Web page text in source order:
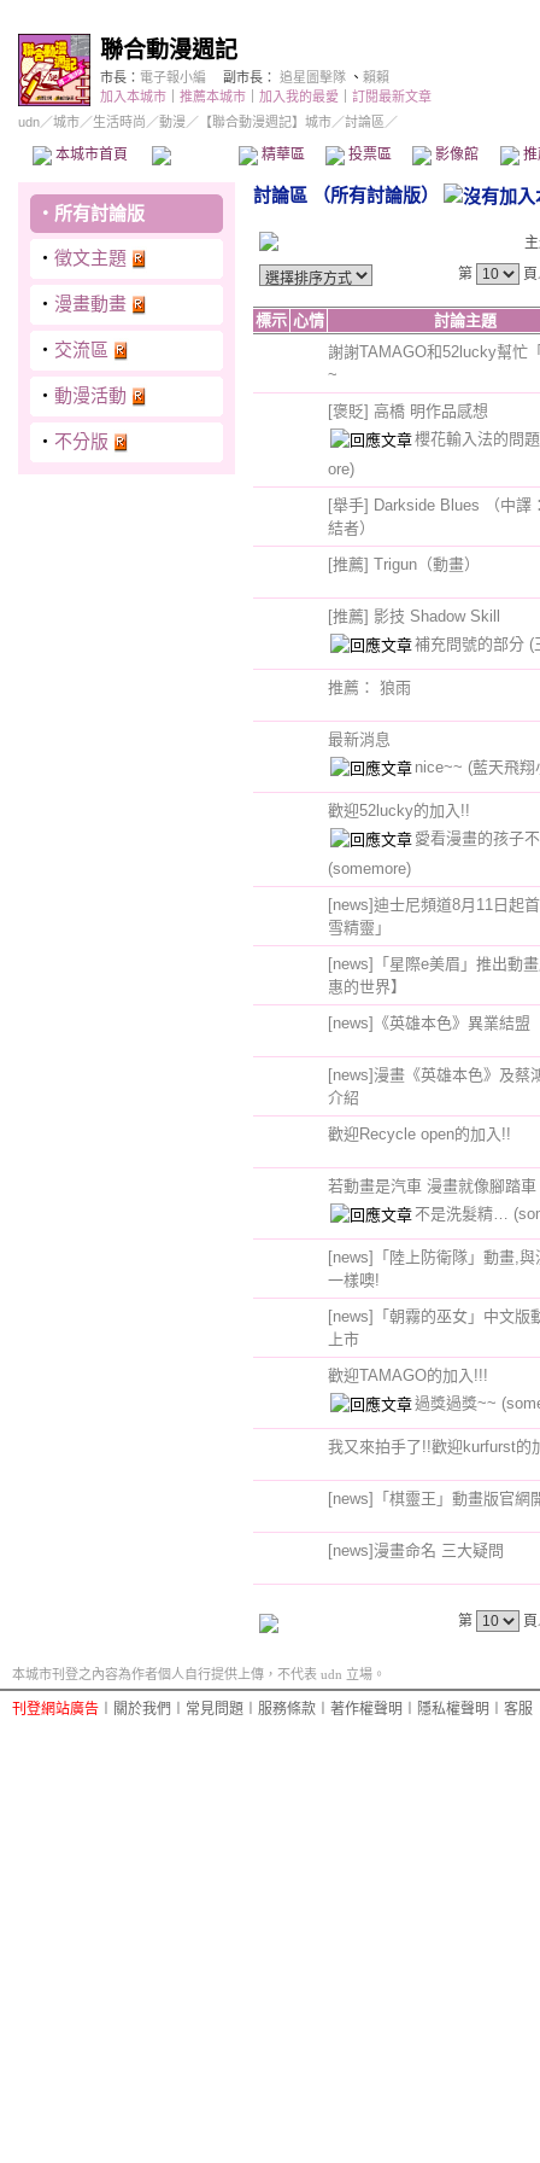
聯合動漫週記
市長： 電子報小編 副市長： 追星圖擊隊 、 賴賴
加入本城市
推薦本城市 加入我的最愛
訂閱最新文章
udn／城市／生活時尚 ／動漫 ／ 【聯合動漫週記】城市／討論區／
本城市首頁 精華區 投票區 影像館
‧ 所有討論版
‧ 徵文主題
‧ 漫畫動畫
‧ 交流區
‧ 動漫活動
‧ 不分版
討論區 （所有討論版）
第
標示 心情
討論主題
謝謝TAMAGO和52lucky幫忙
~
[褒貶] 高橋 明作品感想
櫻花輸入法的問
ore)
[舉手] Darkside Blues （中譯
結者）
[推薦] Trigun（動畫）
[推薦] 影技 Shadow Skill
補充問號的部分 (
推薦： 狼雨
最新消息
nice~~ (藍天飛翔
歡迎52lucky的加入!!
愛看漫畫的孩子
(somemore)
[news]迪士尼頻道8月11日起
雪精靈」
[news]「星際e美眉」推出動
惠的世界】
[news]《英雄本色》異業結盟
[news]漫畫《英雄本色》及蔡
介紹
歡迎Recycle open的加入!!
若動畫是汽車 漫畫就像腳踏車
不是洗髮精…
[news]「陸上防衛隊」動畫,與
一樣噢!
[news]「朝霧的巫女」中文版
上市
歡迎TAMAGO的加入!!!
過獎過獎~~
我又來拍手了!!歡迎kurfurst的
[news]「棋靈王」動畫版官網
[news]漫畫命名 三大疑問
第
本城市刊登之內容為作者個人自行提供上傳，不代表 udn 立場。
刊登網站廣告 關於我們 常見問題 服務條款 著作權聲明 隱私權聲明 客服